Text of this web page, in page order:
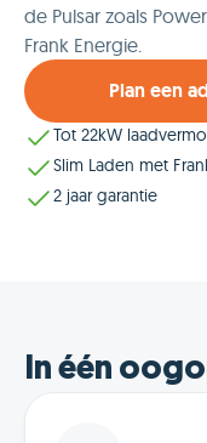
de Pulsar zoals
Frank Energie.
Plan een
Tot 22kW
Slim Laden met
2 jaar garantie
In één